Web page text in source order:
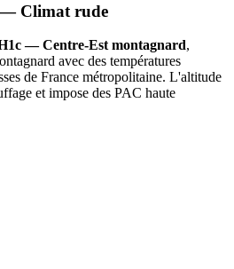
Climat rude
— Centre-Est montagnard,
avec des températures
de France métropolitaine. L'altitude
et impose des PAC haute